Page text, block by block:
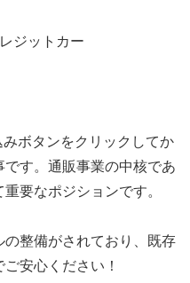
ジットカー
ボタンをクリックしてか
す。通販事業の中核であ
要なポジションです。
整備がされており、既存
安心ください！